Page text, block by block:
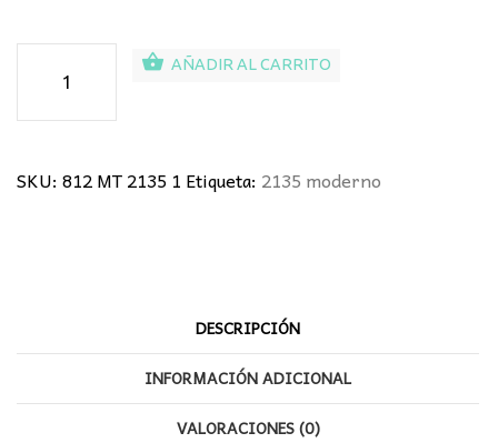
moderno
cantidad
AÑADIR AL CARRITO
SKU: 812 MT 2135 1 Etiqueta: 2135 moderno
DESCRIPCIÓN
INFORMACIÓN ADICIONAL
VALORACIONES (0)